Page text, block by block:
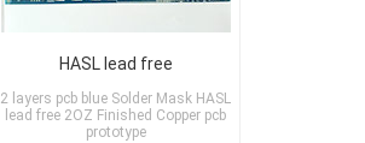
HASL lead free
2 layers pcb blue Solder Mask HASL
lead free 2OZ Finished Copper pcb
prototype